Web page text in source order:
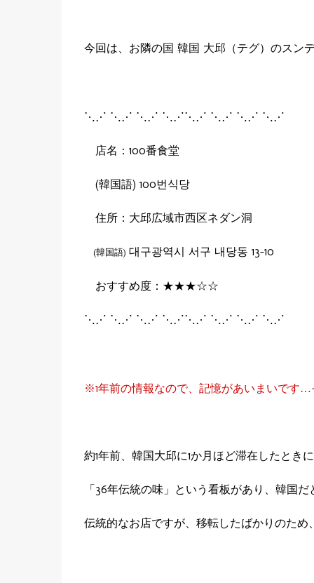
今回は、お隣の国 韓国 大邱（テグ）のスン
⋱⋰ ⋱⋰ ⋱⋰ ⋱⋰⋱⋰ ⋱⋰ ⋱⋰ ⋱⋰
店名：100番食堂
(韓国語) 100번식당
住所：大邱広域市西区ネダン洞
(韓国語) 대구광역시 서구 내당동 13-10
おすすめ度：★★★☆☆
⋱⋰ ⋱⋰ ⋱⋰ ⋱⋰⋱⋰ ⋱⋰ ⋱⋰ ⋱⋰
※1年前の情報なので、記憶があいまいです
約1年前、韓国大邱に1か月ほど滞在したとき
「36年伝統の味」という看板があり、韓国
伝統的なお店ですが、移転したばかりのた